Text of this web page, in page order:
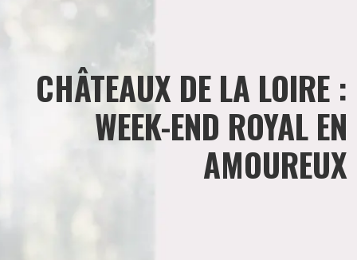
CHÂTEAUX DE LA LOIRE :
WEEK-END ROYAL EN
AMOUREUX